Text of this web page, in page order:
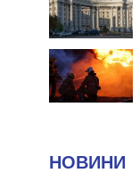
НОВИНИ